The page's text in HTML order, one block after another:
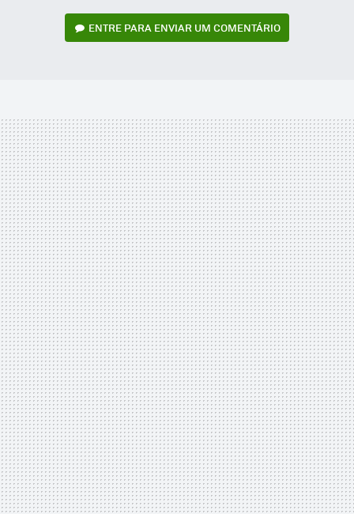
ENTRE PARA ENVIAR UM COMENTÁRIO